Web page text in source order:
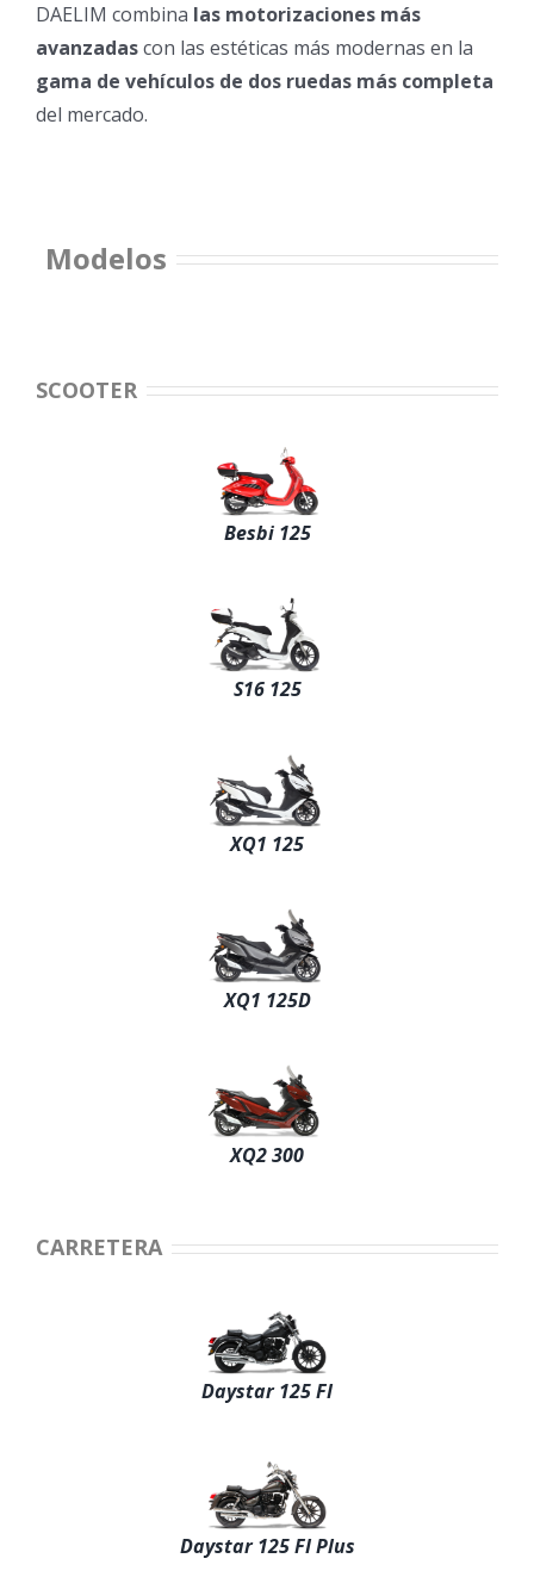
DAELIM combina las motorizaciones más
avanzadascon las estéticas más modernas en la
gama de vehículos de dos ruedas más completa
del mercado.
Modelos
SCOOTER
Besbi 125
S16 125
XQ1 125
XQ1 125D
XQ2 300
CARRETERA
Daystar 125 FI
Daystar 125 FI Plus